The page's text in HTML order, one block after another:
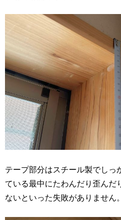
テープ部分はスチール製でしっ
ている最中にたわんだり歪んだ
ないといった失敗がありません。